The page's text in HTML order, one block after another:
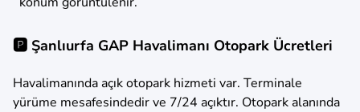
🅿️ Şanlıurfa GAP Havalimanı Otopark Ücretleri
Havalimanında açık otopark hizmeti var. Terminale
yürüme mesafesindedir ve 7/24 açıktır. Otopark alanında